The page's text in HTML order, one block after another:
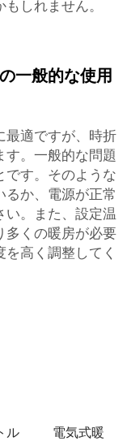
しれません。
一般的な使用
最適ですが、時折
す。一般的な問題
です。そのような
るか、電源が正常
い。また、設定温
多くの暖房が必要
高く調整してく
ル
電気式暖